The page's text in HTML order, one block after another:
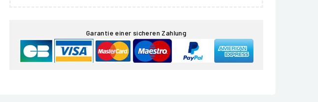
Garantie einer sicheren Zahlung